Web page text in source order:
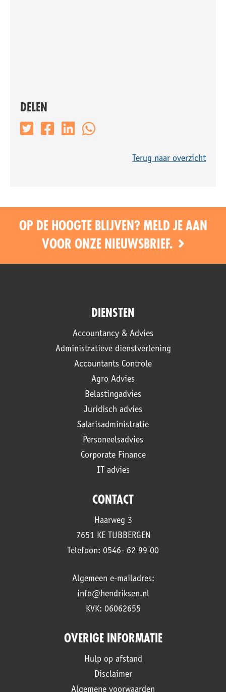
DELEN
Terug naar overzicht
OP DE HOOGTE BLIJVEN? MELD JE AAN
VOOR ONZE NIEUWSBRIEF.
DIENSTEN
Accountancy & Advies
Administratieve dienstverlening
Accountants Controle
Agro Advies
Belastingadvies
Juridisch advies
Salarisadministratie
Personeelsadvies
Corporate Finance
IT advies
CONTACT
Haarweg 3
7651 KE TUBBERGEN
Telefoon: 0546- 62 99 00
Algemeen e-mailadres:
info@hendriksen.nl
KVK: 06062655
OVERIGE INFORMATIE
Hulp op afstand
Disclaimer
Algemene voorwaarden